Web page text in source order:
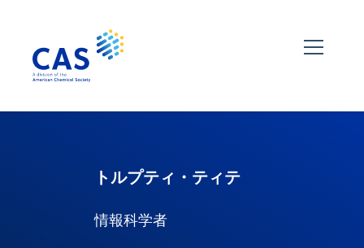
トルプティ・ティテ
情報科学者